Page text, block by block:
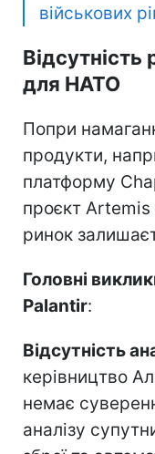
відкидають,
приватності,
відданості
Більше
секретні
військових
для НАТО
продукти,
платформу
проєкт Artemis
ринок